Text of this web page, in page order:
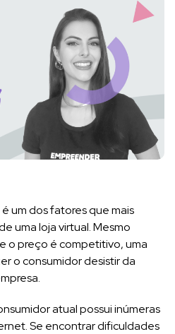
um dos fatores que mais
uma loja virtual. Mesmo
o preço é competitivo, uma
o consumidor desistir da
atual possui inúmeras
Se encontrar dificuldades